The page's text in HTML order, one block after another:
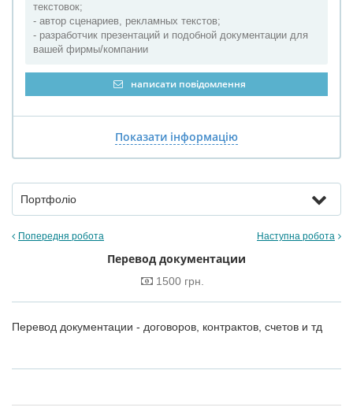
текстовок;
- автор сценариев, рекламных текстов;
- разработчик презентаций и подобной документации для
вашей фирмы/компании
написати повідомлення
Показати інформацію
Портфоліо
Попередня робота Наступна робота
Перевод документации
1500 грн.
Перевод документации - договоров, контрактов, счетов и тд